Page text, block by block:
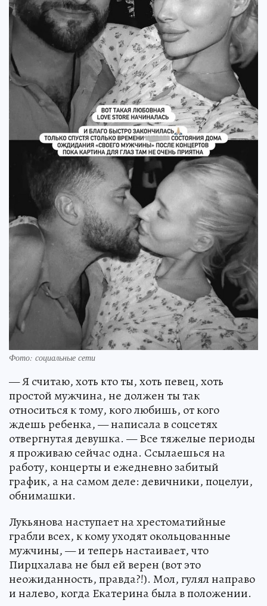
Фото: социальные сети
— Я считаю, хоть кто ты, хоть певец, хоть
простой мужчина, не должен ты так
относиться к тому, кого любишь, от кого
ждешь ребенка, — написала в соцсетях
отвергнутая девушка. — Все тяжелые периоды
я проживаю сейчас одна. Ссылаешься на
работу, концерты и ежедневно забитый
график, а на самом деле: девичники, поцелуи,
обнимашки.
Лукьянова наступает на хрестоматийные
грабли всех, к кому уходят окольцованные
мужчины, — и теперь настаивает, что
Пирцхалава не был ей верен (вот это
неожиданность, правда?!). Мол, гулял направо
и налево, когда Екатерина была в положении.